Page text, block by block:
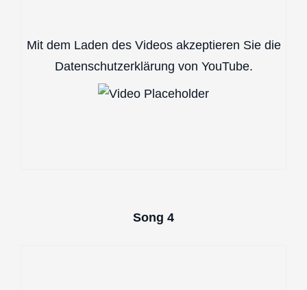
Mit dem Laden des Videos akzeptieren Sie die
Datenschutzerklärung von YouTube.
Song 4